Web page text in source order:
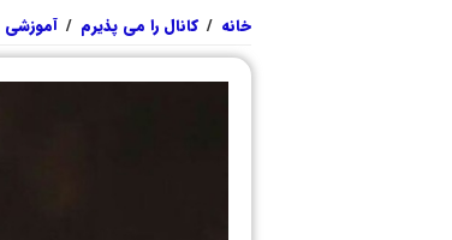
خانه / کانال را می پذیرم / آموزشی